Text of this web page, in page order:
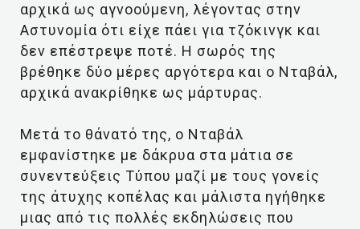
αρχικά ως αγνοούμενη, λέγοντας στην
Αστυνομία ότι είχε πάει για τζόκινγκ και
δεν επέστρεψε ποτέ. Η σωρός της
βρέθηκε δύο μέρες αργότερα και ο Νταβάλ,
αρχικά ανακρίθηκε ως μάρτυρας.
Μετά το θάνατό της, ο Νταβάλ
εμφανίστηκε με δάκρυα στα μάτια σε
συνεντεύξεις Τύπου μαζί με τους γονείς
της άτυχης κοπέλας και μάλιστα ηγήθηκε
μιας από τις πολλές εκδηλώσεις που